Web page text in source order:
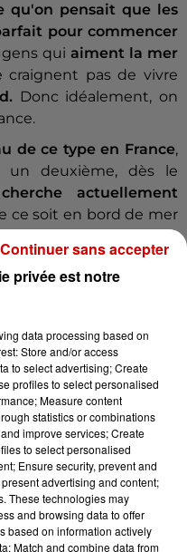
qu'on pensait que les
pour commencer
qui aiment la mer
pas de vivre
Donc idéalement, on
de ce type en France,
un deuxième, dès le
actuellement
ce soit en bord de mer
peut être en rivière. Il y
plusieurs solutions
un maximum en
privée est notre
data processing based on
Store and/or access
to select advertising; Create
profiles to select personalised
Measure content
statistics or combinations
improve services; Create
to select personalised
Ensure security, prevent and
advertising and content;
These technologies may
and browsing data to offer
based on information actively
Match and combine data from
Continuer sans accepter